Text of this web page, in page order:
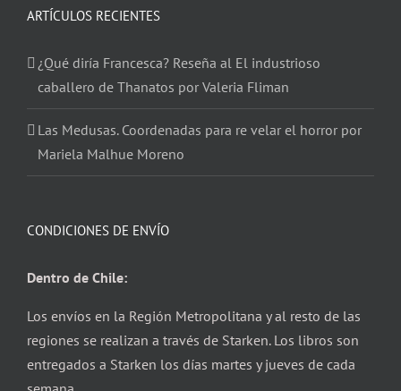
ARTÍCULOS RECIENTES
¿Qué diría Francesca? Reseña al El industrioso
caballero de Thanatos por Valeria Fliman
Las Medusas. Coordenadas para re velar el horror por
Mariela Malhue Moreno
CONDICIONES DE ENVÍO
Dentro de Chile:
Los envíos en la Región Metropolitana y al resto de las
regiones se realizan a través de Starken. Los libros son
entregados a Starken los días martes y jueves de cada